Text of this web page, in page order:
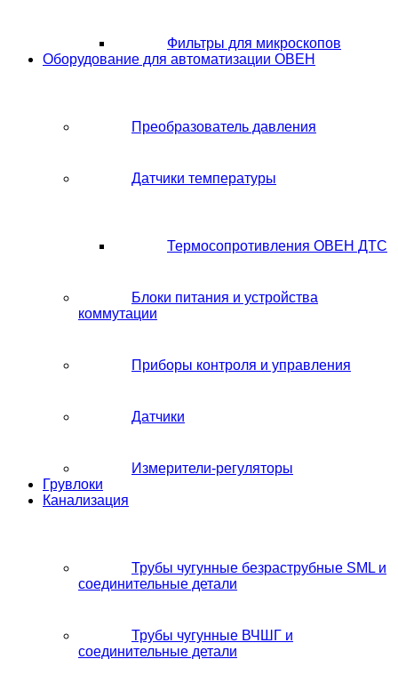
Фильтры для микроскопов
Оборудование для автоматизации ОВЕН
Преобразователь давления
Датчики температуры
Термосопротивления ОВЕН ДТС
Блоки питания и устройства
коммутации
Приборы контроля и управления
Датчики
Измерители-регуляторы
Грувлоки
Канализация
Трубы чугунные безраструбные SML и
соединительные детали
Трубы чугунные ВЧШГ и
соединительные детали